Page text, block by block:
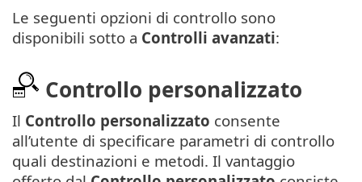
Le seguenti opzioni di controllo sono
disponibili sotto a Controlli avanzati:
Controllo personalizzato
Il Controllo personalizzato consente
all’utente di specificare parametri di controllo
quali destinazioni e metodi. Il vantaggio